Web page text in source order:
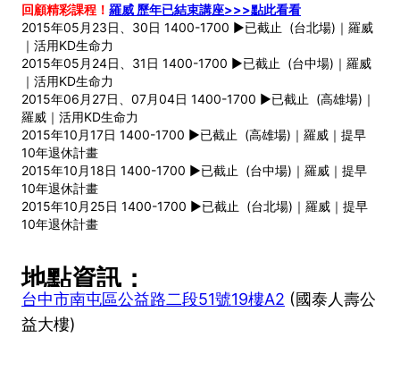
回顧精彩課程！ 羅威 歷年已結束講座>>>點此看看
2015年05月23日、30日 1400-1700 ►已截止 (台北場)｜羅威
｜活用KD生命力
2015年05月24日、31日 1400-1700 ►已截止 (台中場)｜羅威
｜活用KD生命力
2015年06月27日、07月04日 1400-1700 ►已截止 (高雄場)｜
羅威｜活用KD生命力
2015年10月17日 1400-1700 ►已截止 (高雄場)｜羅威｜提早
10年退休計畫
2015年10月18日 1400-1700 ►已截止 (台中場)｜羅威｜提早
10年退休計畫
2015年10月25日 1400-1700 ►已截止 (台北場)｜羅威｜提早
10年退休計畫
地點資訊：
台中市南屯區公益路二段51號19樓A2 (國泰人壽公
益大樓)